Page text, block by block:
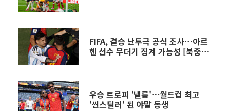
FIFA, 결승 난투극 공식 조사…아르
헨 선수 무더기 징계 가능성 [북중미
우승 트로피 '낼름'⋯월드컵 최고
'씬스틸러' 된 야말 동생